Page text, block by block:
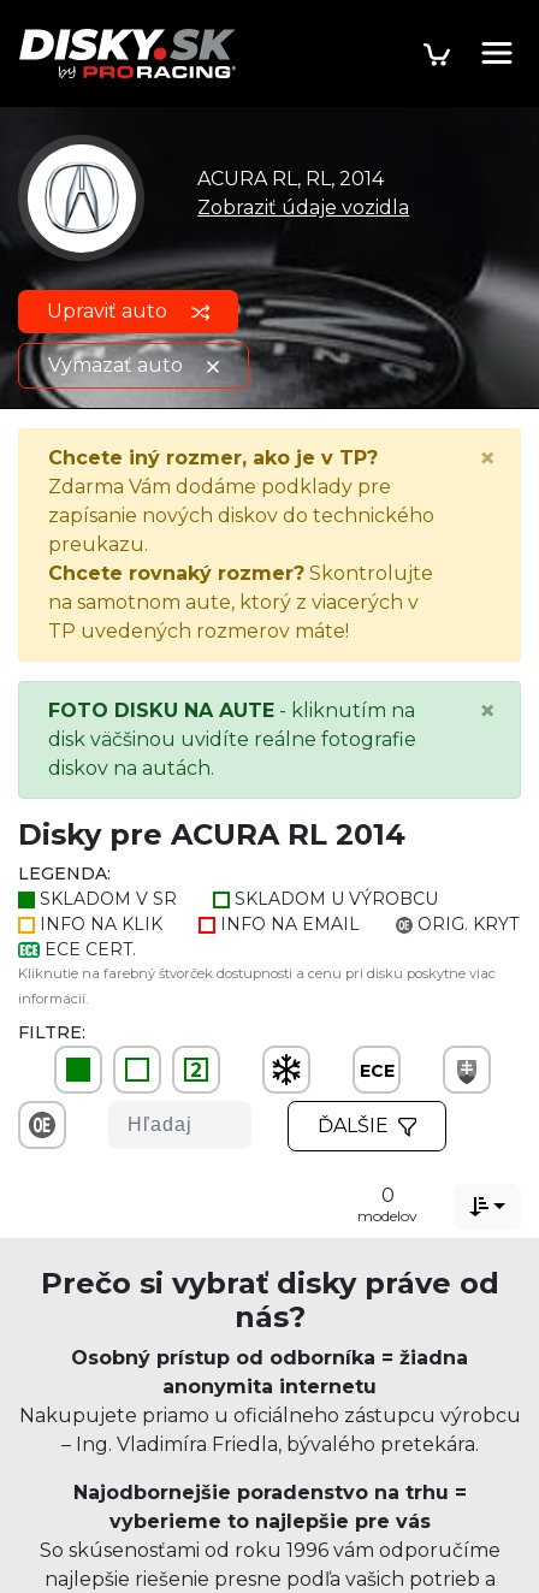
ACURA RL, RL, 2014
Zobraziť údaje vozidla
Upraviť auto
Vymazať auto
ACURA RL, RL, 2014
Zobraziť údaje o vozidle
Chcete iný rozmer, ako je v TP?
Zdarma Vám dodáme podklady pre
zapísanie nových diskov do technického
preukazu.
Chcete rovnaký rozmer? Skontrolujte
na samotnom aute, ktorý z viacerých v
TP uvedených rozmerov máte!
×
FOTO DISKU NA AUTE - kliknutím na
disk väčšinou uvidíte reálne fotografie
diskov na autách.
×
Disky pre ACURA RL 2014
LEGENDA:
SKLADOM V SR
SKLADOM U VÝROBCU
INFO NA KLIK
INFO NA EMAIL
ORIG. KRYT
ECE CERT.
Kliknutie na farebný štvorček dostupnosti a cenu pri disku poskytne viac
informácií.
FILTRE:
2 ECE
ĎALŠIE
0
modelov 
Prečo si vybrať disky práve od
nás?
Osobný prístup od odborníka = žiadna
anonymita internetu
Nakupujete priamo u oficiálneho zástupcu výrobcu
– Ing. Vladimíra Friedla, bývalého pretekára.
Najodbornejšie poradenstvo na trhu =
vyberieme to najlepšie pre vás
So skúsenosťami od roku 1996 vám odporučíme
najlepšie riešenie presne podľa vašich potrieb a